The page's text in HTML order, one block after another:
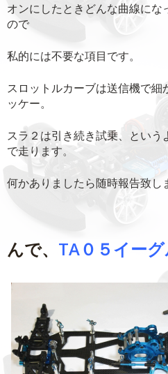
オンにしたときどんな曲線に
ので
私的には不要な項目です。
スロットルカーブは送信機で
ッケー。
スラ２は引き続き試乗、とい
で走ります。
何かありましたら随時報告致し
んで、 TA０５イーグ